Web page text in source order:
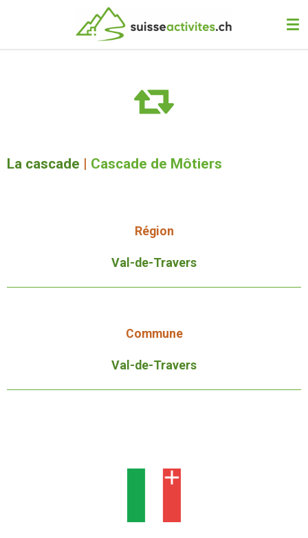
La cascade | Cascade de Môtiers
Région
Val-de-Travers
Commune
Val-de-Travers